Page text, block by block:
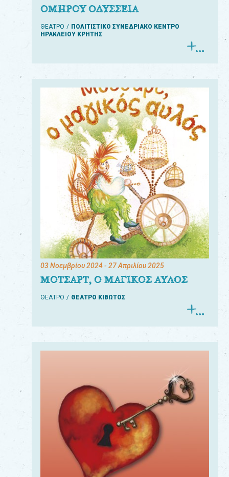
ΟΜΗΡΟΥ ΟΔΥΣΣΕΙΑ
ΘΕΑΤΡΟ
ΠΟΛΙΤΙΣΤΙΚΟ ΣΥΝΕΔΡΙΑΚΟ ΚΕΝΤΡΟ
ΗΡΑΚΛΕΙΟΥ ΚΡΗΤΗΣ
03 Νοεμβρίου 2024- 27 Απριλίου 2025
ΜΟΤΣΑΡΤ, Ο ΜΑΓΙΚΟΣ ΑΥΛΟΣ
ΘΕΑΤΡΟ ΘΕΑΤΡΟ ΚΙΒΩΤΟΣ